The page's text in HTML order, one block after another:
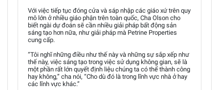
Với việc tiếp tục đóng cửa và sáp nhập các giáo xứ trên quy
mô lớn ở nhiều giáo phận trên toàn quốc, Cha Olson cho
biết ngài dự đoán sẽ cần nhiều giải pháp bất động sản
sáng tạo hơn nữa, như giải pháp mà Petrine Properties
cung cấp.
“Tôi nghĩ những điều như thế này và những sự sắp xếp như
thế này, việc sáng tạo trong việc sử dụng không gian, sẽ là
một phần rất lớn quyết định liệu chúng ta có thể thành công
hay không,” cha nói, “Cho dù đó là trong lĩnh vực nhà ở hay
các lĩnh vực khác.”